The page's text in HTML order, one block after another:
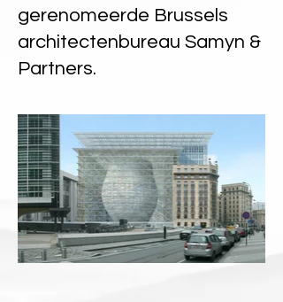
gerenomeerde Brussels
architectenbureau Samyn &
Partners.